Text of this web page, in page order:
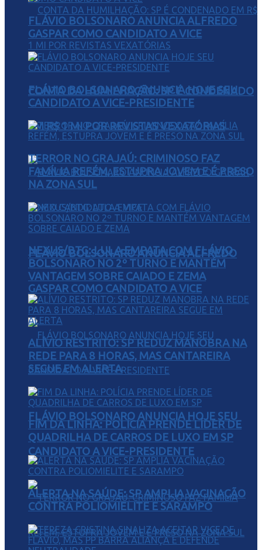
CONTA DA HUMILHAÇÃO: SP É CONDENADO
EM R$ 1 MI POR REVISTAS VEXATÓRIAS
FLÁVIO BOLSONARO ANUNCIA ALFREDO
GASPAR COMO CANDIDATO A VICE
FLÁVIO BOLSONARO ANUNCIA HOJE SEU
CANDIDATO A VICE-PRESIDENTE
FLÁVIO BOLSONARO ANUNCIA ALFREDO
GASPAR COMO CANDIDATO A VICE
FLÁVIO BOLSONARO ANUNCIA HOJE SEU
CANDIDATO A VICE-PRESIDENTE
TERROR NO GRAJAÚ: CRIMINOSO FAZ
FAMÍLIA REFÉM, ESTUPRA JOVEM E É PRESO
NA ZONA SUL
NEXUS/BTG: LULA EMPATA COM FLÁVIO
BOLSONARO NO 2º TURNO E MANTÉM
VANTAGEM SOBRE CAIADO E ZEMA
ALÍVIO RESTRITO: SP REDUZ MANOBRA NA
REDE PARA 8 HORAS, MAS CANTAREIRA
SEGUE EM ALERTA
FIM DA LINHA: POLÍCIA PRENDE LÍDER DE
QUADRILHA DE CARROS DE LUXO EM SP
ALERTA NA SAÚDE: SP AMPLIA VACINAÇÃO
CONTRA POLIOMIELITE E SARAMPO